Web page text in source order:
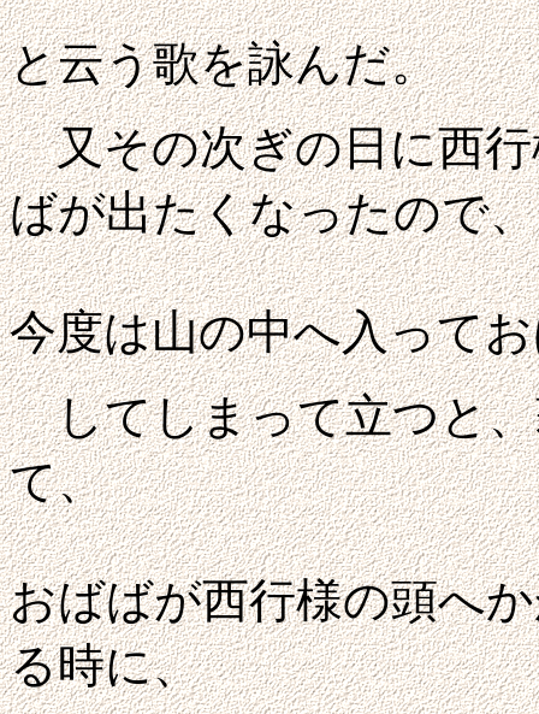
と云う歌を詠んだ。
又その次ぎの日に西行
ばが出たくなったので、
今度は山の中へ入って
してしまって立つと、
て、
おばばが西行様の頭へ
る時に、